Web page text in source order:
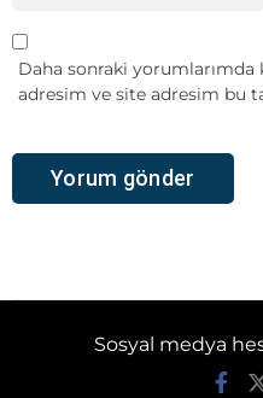
Daha sonraki yorumlarımda
adresim ve site adresim bu
Sosyal medya